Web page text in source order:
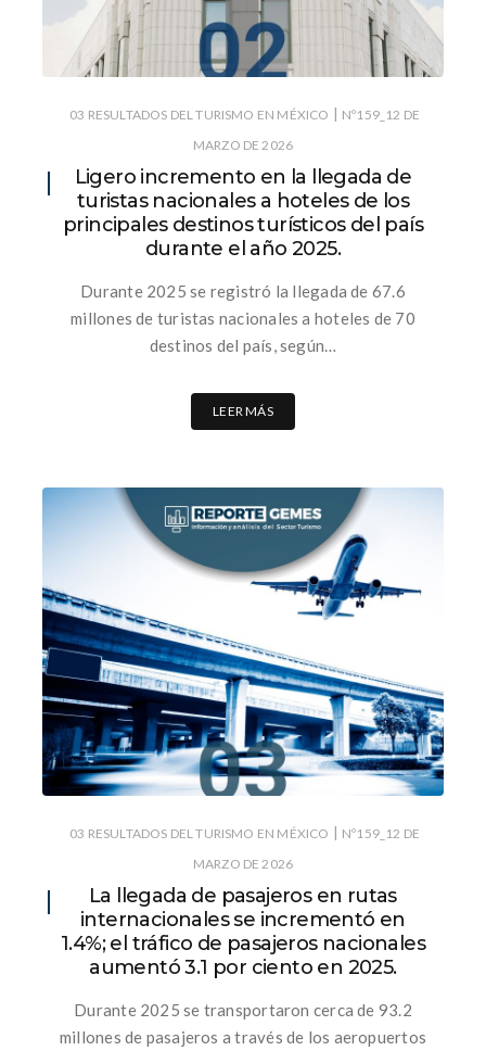
03 RESULTADOS DEL TURISMO EN MÉXICO | Nº159_12 DE
MARZO DE 2026
Ligero incremento en la llegada de
turistas nacionales a hoteles de los
principales destinos turísticos del país
durante el año 2025.
Durante 2025 se registró la llegada de 67.6
millones de turistas nacionales a hoteles de 70
destinos del país, según…
LEER MÁS
03 RESULTADOS DEL TURISMO EN MÉXICO | Nº159_12 DE
MARZO DE 2026
La llegada de pasajeros en rutas
internacionales se incrementó en
1.4%; el tráfico de pasajeros nacionales
aumentó 3.1 por ciento en 2025.
Durante 2025 se transportaron cerca de 93.2
millones de pasajeros a través de los aeropuertos